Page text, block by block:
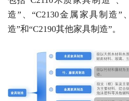
造”、“C2130金属家具制造”
造”和“C2190其他家具制造”。